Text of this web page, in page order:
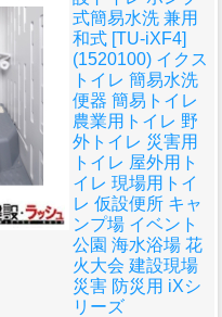
式簡易水洗 兼用
和式 [TU-iXF4]
(1520100) イクス
トイレ 簡易水洗
便器 簡易トイレ
農業用トイレ 野
外トイレ 災害用
トイレ 屋外用ト
イレ 現場用トイ
レ 仮設便所 キャ
ンプ場 イベント
公園 海水浴場 花
火大会 建設現場
災害 防災用 iXシ
リーズ